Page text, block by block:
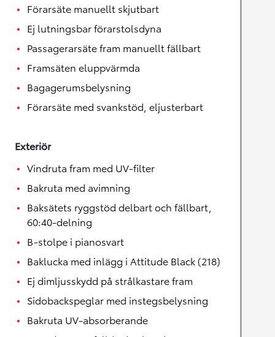
Förarsäte manuellt skjutbart
Ej lutningsbar förarstolsdyna
Passagerarsäte fram manuellt fällbart
Framsäten eluppvärmda
Bagagerumsbelysning
Förarsäte med svankstöd, eljusterbart
Exteriör
Vindruta fram med UV-filter
Bakruta med avimning
Baksätets ryggstöd delbart och fällbart,
60:40-delning
B-stolpe i pianosvart
Baklucka med inlägg i Attitude Black (218)
Ej dimljusskydd på strålkastare fram
Sidobackspeglar med instegsbelysning
Bakruta UV-absorberande